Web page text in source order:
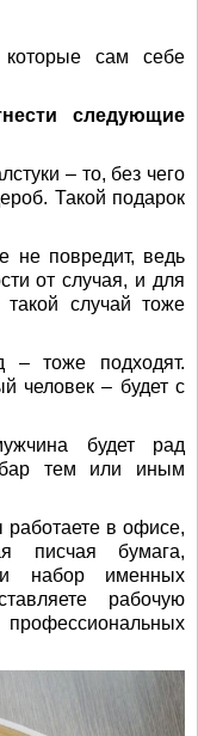
сам себе
следующие
– то, без чего
Такой подарок
не повредит, ведь
от случая, и для
случай тоже
– тоже подходят.
человек – будет с
будет рад
бар тем или иным
работаете в офисе,
писчая бумага,
набор именных
рабочую